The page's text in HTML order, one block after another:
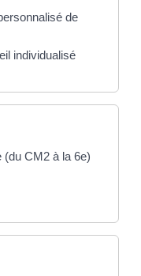
de
individualisé
(du CM2 à la 6e)